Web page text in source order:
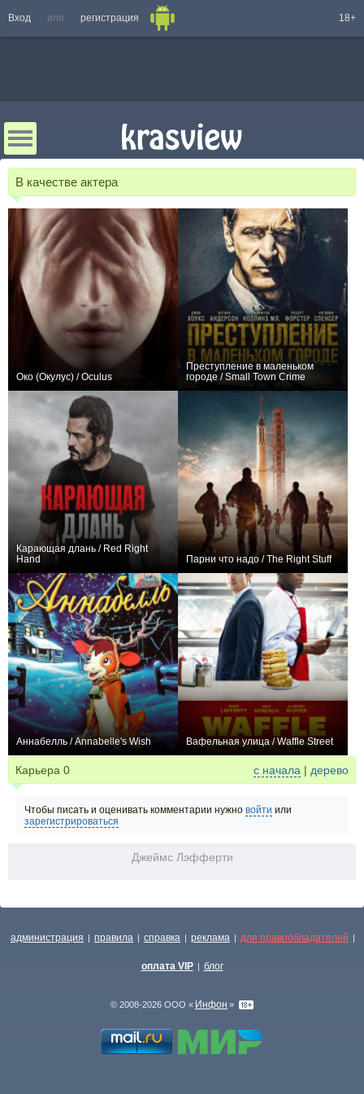
Вход или регистрация 18+
В качестве актера
Око (Окулус) / Oculus
Преступление в маленьком
городе / Small Town Crime
Карающая длань / Red Right
Hand
Парни что надо / The Right Stuff
Аннабелль / Annabelle's Wish Вафельная улица / Waffle Street
Карьера 0 с начала | дерево
Чтобы писать и оценивать комментарии нужно войти или
зарегистрироваться
Джеймс Лэфферти
администрация | правила | справка | реклама | для правообладателей |
оплата VIP | блог
© 2008-2026 ООО « Инфон »